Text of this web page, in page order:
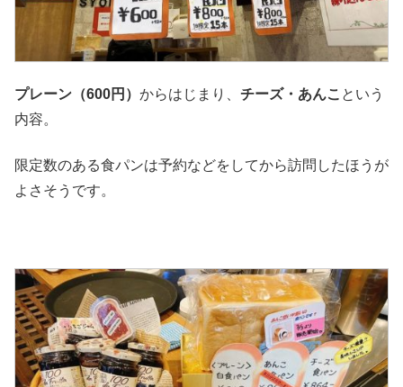
プレーン（600円） からはじまり、 チーズ・あんこ という
内容。
限定数のある食パンは予約などをしてから訪問したほうが
よさそうです。